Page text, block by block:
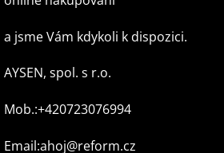
a jsme Vám kdykoli k dispozici.
AYSEN, spol. s r.o.
Mob.:+420723076994
Email:ahoj@reform.cz